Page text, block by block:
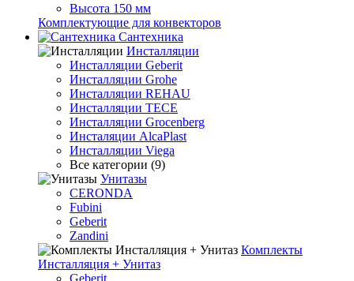
Высота 150 мм
Комплектующие для конвекторов
Сантехника
Инсталляции
Инсталляции Geberit
Инсталляции Grohe
Инсталляции REHAU
Инсталляции TECE
Инсталляции Grocenberg
Инсталяции AlcaPlast
Инсталляции Viega
Все категории (9)
Унитазы
CERONDA
Fubini
Geberit
Zandini
Комплекты
Инсталляция + Унитаз
Geberit